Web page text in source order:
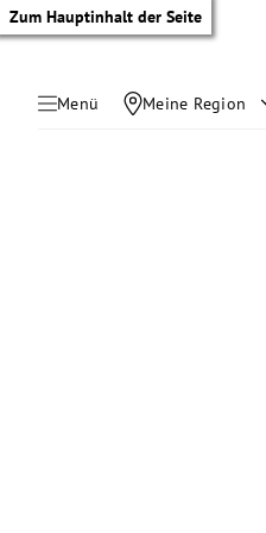
Zum Hauptinhalt der Seite
Menü Meine Region